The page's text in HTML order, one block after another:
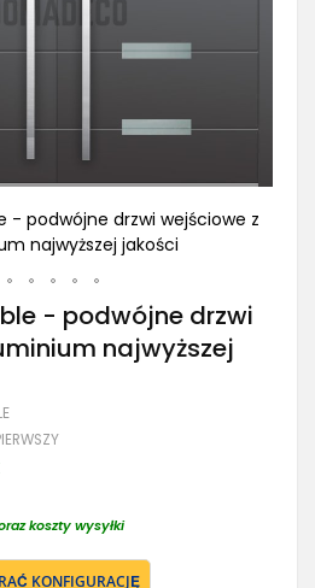
- podwójne drzwi wejściowe z
najwyższej jakości
- podwójne drzwi
najwyższej
koszty wysyłki
KONFIGURACJĘ